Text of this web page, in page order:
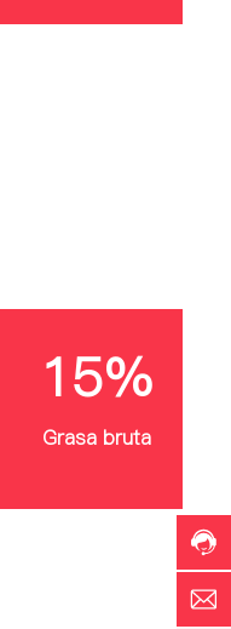
15%
Grasa bruta
de